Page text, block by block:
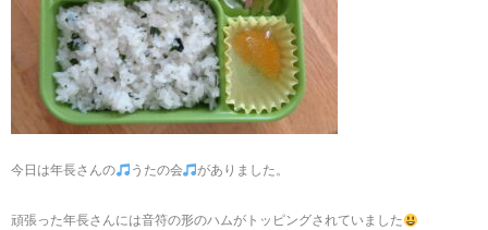
今日は年長さんの うたの会 がありました。
頑張った年長さんには音符の形のハムがトッピングされていました